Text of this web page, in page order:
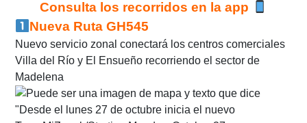
Consulta los recorridos en la app
Nueva Ruta GH545
Nuevo servicio zonal conectará los centros comerciales
Villa del Río y El Ensueño recorriendo el sector de
Madelena